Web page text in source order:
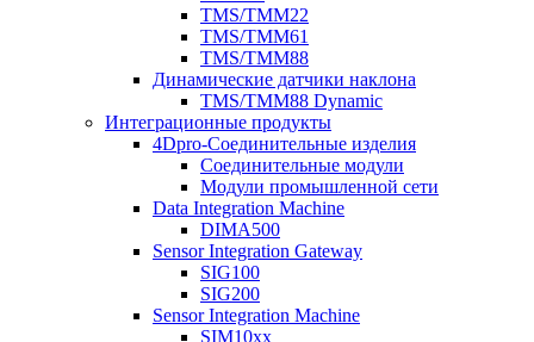
TMS/TMM22
TMS/TMM61
TMS/TMM88
Динамические датчики наклона
TMS/TMM88 Dynamic
Интеграционные продукты
4Dpro-Соединительные изделия
Соединительные модули
Модули промышленной сети
Data Integration Machine
DIMA500
Sensor Integration Gateway
SIG100
SIG200
Sensor Integration Machine
SIM10xx